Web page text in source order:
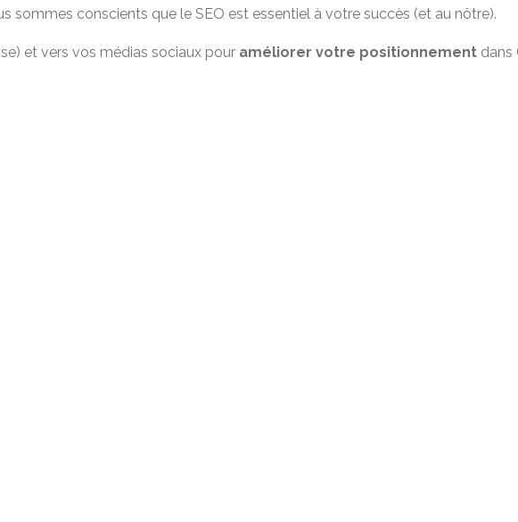
sommes conscients que le SEO est essentiel à votre succès (et au nôtre).
et vers vos médias sociaux pour améliorer votre positionnement dans